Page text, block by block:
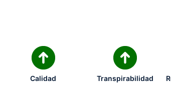
Calidad Transpirabilidad